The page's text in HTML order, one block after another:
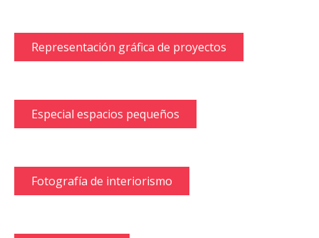
Representación gráfica de proyectos
Especial espacios pequeños
Fotografía de interiorismo